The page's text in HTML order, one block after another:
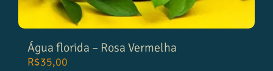
Água florida – Rosa Vermelha
R$35,00